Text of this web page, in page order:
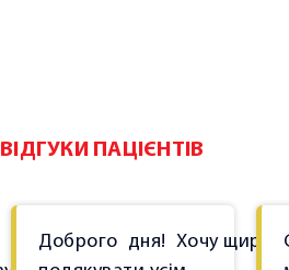
ВІДГУКИ ПАЦІЄНТІВ
Доброго дня! Хочу щиро